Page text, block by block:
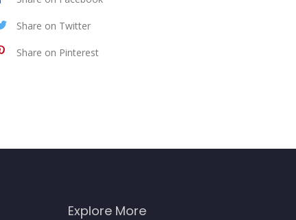
Share on Twitter
Share on Pinterest
Explore More